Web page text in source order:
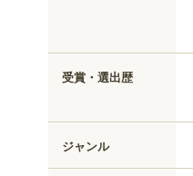
受賞・選出歴
ジャンル